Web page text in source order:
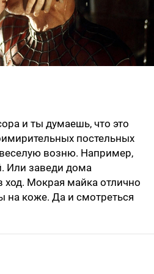
и ты думаешь, что это
постельных
возню. Например,
Или заведи дома
ход. Мокрая майка отлично
на коже. Да и смотреться